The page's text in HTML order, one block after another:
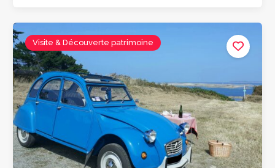
Visite & Découverte patrimoine